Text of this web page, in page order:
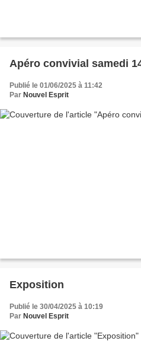
Apéro convivial samedi
Publié le 01/06/2025 à 11:42
Par Nouvel Esprit
Exposition
Publié le 30/04/2025 à 10:19
Par Nouvel Esprit